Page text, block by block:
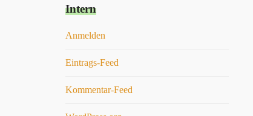
Intern
Anmelden
Eintrags-Feed
Kommentar-Feed